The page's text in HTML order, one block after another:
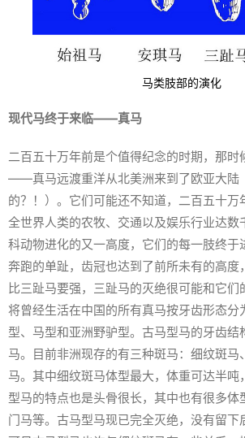
马类肢部的演化
现代马终于来临——真马
二百五十万年前是个值得纪念的时期，那时
——真马远渡重洋从北美洲来到了欧亚大陆
的？！）。它们可能还不知道，二百五十万
全世界人类的农牧、交通以及娱乐行业达数
科动物进化的又一高度，它们的每一肢终于
奔跑的单趾，齿冠也达到了前所未有的高度
比三趾马要强，三趾马的灭绝很可能和它们
将曾经生活在中国的所有真马按牙齿形态分
型、马型和亚洲野驴型。古马型马的牙齿结
马。目前非洲现存的有三种斑马：细纹斑马
马。其中细纹斑马体型最大，体重可达半吨
型马的特点也是头骨很长，其中也有很多体
门马等。古马型马现已完全灭绝，没有留下